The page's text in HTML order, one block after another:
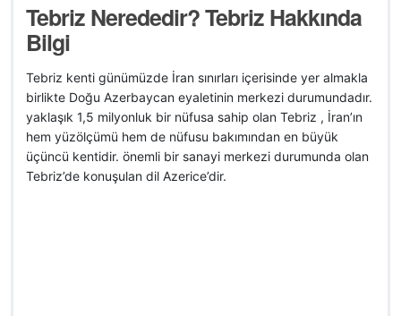
Tebriz Nerededir? Tebriz Hakkında
Bilgi
Tebriz kenti günümüzde İran sınırları içerisinde yer almakla
birlikte Doğu Azerbaycan eyaletinin merkezi durumundadır.
yaklaşık 1,5 milyonluk bir nüfusa sahip olan Tebriz , İran’ın
hem yüzölçümü hem de nüfusu bakımından en büyük
üçüncü kentidir. önemli bir sanayi merkezi durumunda olan
Tebriz’de konuşulan dil Azerice’dir.